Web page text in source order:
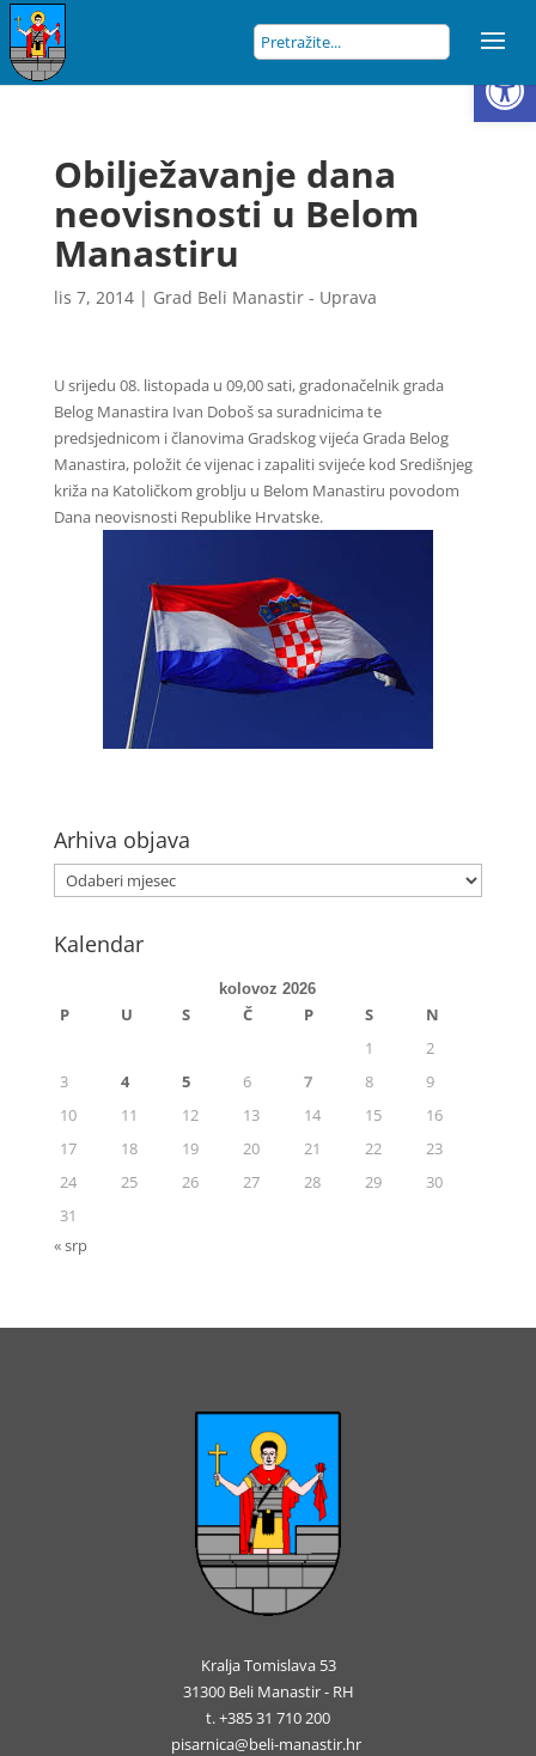
Obilježavanje dana
neovisnosti u Belom
Manastiru
lis 7, 2014| Grad Beli Manastir - Uprava
U srijedu 08. listopada u 09,00 sati, gradonačelnik grada
Belog Manastira Ivan Doboš sa suradnicima te
predsjednicom i članovima Gradskog vijeća Grada Belog
Manastira, položit će vijenac i zapaliti svijeće kod Središnjeg
križa na Katoličkom groblju u Belom Manastiru povodom
Dana neovisnosti Republike Hrvatske.
Arhiva objava
Kalendar
kolovoz 2026
P U S Č P S
N
1
2
3
4 5 6 7 8
9
10
11 12 13 14 15
16
17
18 19 20 21 22
23
24
25 26 27 28 29
30
31
« srp
Kralja Tomislava 53
31300 Beli Manastir - RH
t. +385 31 710 200
pisarnica@beli-manastir.hr